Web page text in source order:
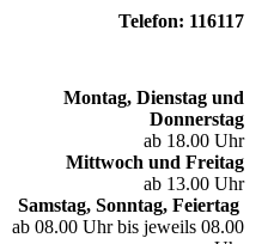
Telefon: 116117
Montag, Dienstag und
Donnerstag
ab 18.00 Uhr
Mittwoch und Freitag
ab 13.00 Uhr
Samstag, Sonntag, Feiertag
ab 08.00 Uhr bis jeweils 08.00